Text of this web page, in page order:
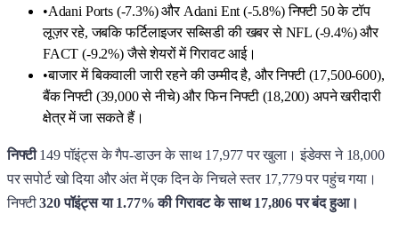
•Adani Ports (-7.3%) और Adani Ent (-5.8%) निफ्टी 50 के टॉप
लूज़र रहे, जबकि फर्टिलाइजर सब्सिडी की खबर से NFL (-9.4%) और
FACT (-9.2%) जैसे शेयरों में गिरावट आई।
•बाजार में बिकवाली जारी रहने की उम्मीद है, और निफ्टी (17,500-600),
बैंक निफ्टी (39,000 से नीचे) और फिन निफ्टी (18,200) अपने खरीदारी
क्षेत्र में जा सकते हैं।
निफ्टी149 पॉइंट्स के गैप-डाउन के साथ 17,977 पर खुला। इंडेक्स ने 18,000
पर सपोर्ट खो दिया और अंत में एक दिन के निचले स्तर 17,779 पर पहुंच गया।
निफ्टी320 पॉइंट्स या 1.77% की गिरावट के साथ 17,806 पर बंद हुआ।